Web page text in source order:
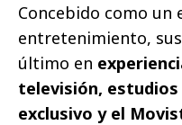
Concebido como un
entretenimiento,
último en
televisión, estudios
exclusivo y el